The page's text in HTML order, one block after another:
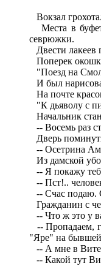
Вокзал
Места в
севрюжки.
Двести лакеев
Поперек
"Поезд на
И был
На почте
"К дьяволу с
Начальник
-- Восемь раз
Дверь
-- Осетрина
Из дамской
-- Я покажу
-- Пст!..
-- Счас подаю.
Гражданин с
-- Что ж это у
-- Пропадаем,
"Яре" на
-- А мне в
-- Какой тут